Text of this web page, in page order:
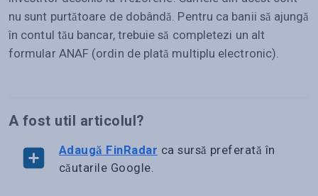
nu sunt purtătoare de dobândă. Pentru ca banii să ajungă
în contul tău bancar, trebuie să completezi un alt
formular ANAF (ordin de plată multiplu electronic).
A fost util articolul?
Adaugă FinRadar ca sursă preferată în
căutarile Google.